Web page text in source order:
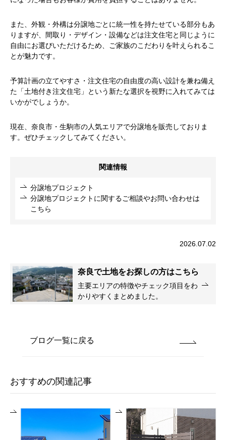
また、外観・外構は分譲地ごとに統一性を持たせている部分もあ
りますが、間取り・デザイン・設備などは注文住宅と同じように
自由にお選びいただけるため、ご家族のこだわりを叶えられるこ
とが魅力です。
予算計画の立てやすさ・注文住宅の自由度の高い設計を兼ね備え
た「土地付き注文住宅」という新たな選択を視野に入れてみては
いかがでしょうか。
現在、奈良市・生駒市の人気エリアで分譲地を販売しておりま
す。ぜひチェックしてみてください。
関連情報
分譲地プロジェクト
分譲地プロジェクトに関するご相談やお問い合わせは
こちら
2026.07.02
奈良で土地をお探しの方はこちら
主要エリアの特徴やチェック項目をわ
かりやすくまとめました。
ブログ一覧に戻る
おすすめの関連記事